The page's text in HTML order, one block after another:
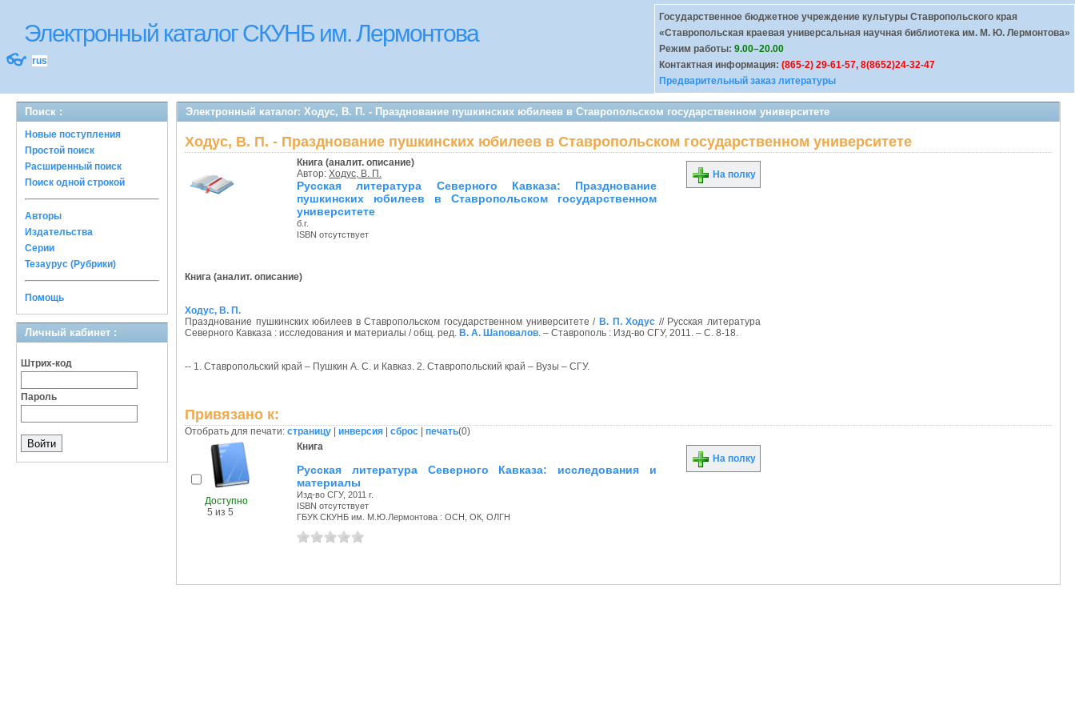
Электронный каталог СКУНБ им. Лермонтова
👓 rus
Государственное бюджетное учреждение культуры Ставропольского края
«Ставропольская краевая универсальная научная библиотека им. М. Ю. Лермонтова»
Режим работы: 9.00–20.00
Контактная информация: (865-2) 29-61-57, 8(8652)24-32-47
Предварительный заказ литературы
Поиск :
Новые поступления
Простой поиск
Расширенный поиск
Поиск одной строкой
Авторы
Издательства
Серии
Тезаурус (Рубрики)
Помощь
Личный кабинет :
Штрих-код
Пароль
Электронный каталог: Ходус, В. П. - Празднование пушкинских юбилеев в Ставропольском государственном университете
Ходус, В. П. - Празднование пушкинских юбилеев в Ставропольском государственном университете
Книга (аналит. описание)
Автор: Ходус, В. П.
Русская литература Северного Кавказа: Празднование
пушкинских юбилеев в Ставропольском государственном
университете
б.г.
ISBN отсутствует
На полку
Книга (аналит. описание)
Ходус, В. П.
Празднование пушкинских юбилеев в Ставропольском государственном университете / В. П. Ходус // Русская литература
Северного Кавказа : исследования и материалы / общ. ред. В. А. Шаповалов. – Ставрополь : Изд-во СГУ, 2011. – С. 8-18.
-- 1. Ставропольский край – Пушкин А. С. и Кавказ. 2. Ставропольский край – Вузы – СГУ.
Привязано к:
Отобрать для печати: страницу инверсия сброс печать(0)
Доступно
5 из 5
Книга
Русская литература Северного Кавказа: исследования и
материалы
Изд-во СГУ, 2011 г.
ISBN отсутствует
ГБУК СКУНБ им. М.Ю.Лермонтова : ОСН, ОК, ОЛГН
На полку